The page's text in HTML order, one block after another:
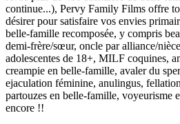
continue...), Pervy Family Films offre
désirer pour satisfaire vos envies
belle-famille recomposée, y compris
demi-frère/sœur, oncle par alliance/
adolescentes de 18+, MILF coquines,
creampie en belle-famille, avaler du
ejaculation féminine, anulingus,
partouzes en belle-famille, voyeurisme
encore !!